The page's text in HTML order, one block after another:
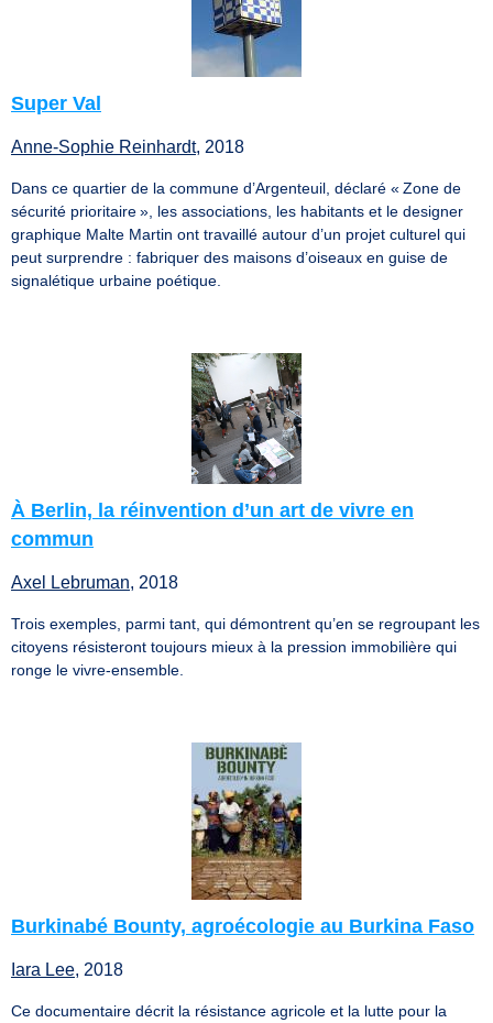
Super Val
Anne-Sophie Reinhardt, 2018
Dans ce quartier de la commune d’Argenteuil, déclaré « Zone de
sécurité prioritaire », les associations, les habitants et le designer
graphique Malte Martin ont travaillé autour d’un projet culturel qui
peut surprendre : fabriquer des maisons d’oiseaux en guise de
signalétique urbaine poétique.
À Berlin, la réinvention d’un art de vivre en
commun
Axel Lebruman, 2018
Trois exemples, parmi tant, qui démontrent qu’en se regroupant les
citoyens résisteront toujours mieux à la pression immobilière qui
ronge le vivre-ensemble.
Burkinabé Bounty, agroécologie au Burkina Faso
Iara Lee, 2018
Ce documentaire décrit la résistance agricole et la lutte pour la